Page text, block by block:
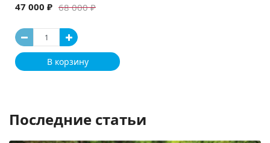
68 000 ₽
47 000 ₽
В корзину
Последние статьи